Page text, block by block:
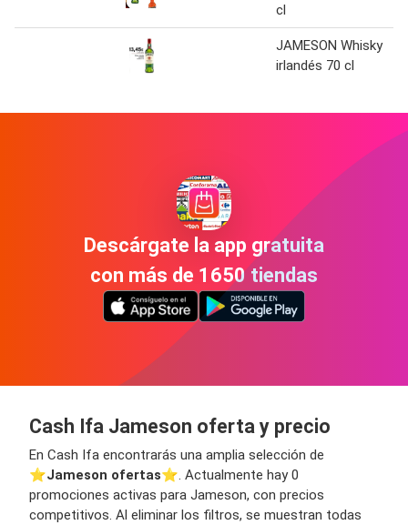
cl
JAMESON Whisky
irlandés 70 cl
Descárgate la app gratuita
con más de 1650 tiendas
Cash Ifa Jameson oferta y precio
En Cash Ifa encontrarás una amplia selección de
⭐️Jameson ofertas⭐️. Actualmente hay 0
promociones activas para Jameson, con precios
competitivos. Al eliminar los filtros, se muestran todas